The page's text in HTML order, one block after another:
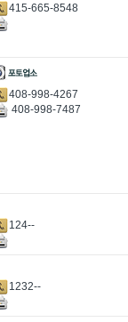
415-665-8548
408-998-4267
408-998-7487
124--
1232--